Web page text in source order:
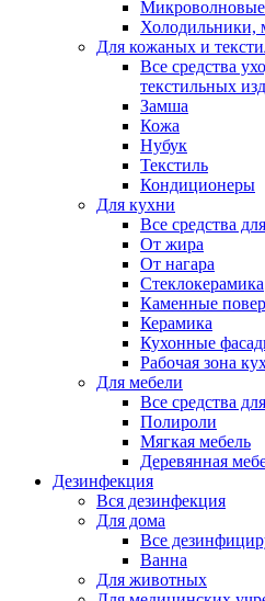
Холодильники,
Для кожаных и
Все средства
текстильных
Замша
Кожа
Нубук
Текстиль
Кондиционеры
Для кухни
Все средства
От жира
От нагара
Стеклокерамика
Каменные
Керамика
Кухонные
Рабочая зона
Для мебели
Все средства
Полироли
Мягкая мебель
Деревянная
Дезинфекция
Вся дезинфекция
Для дома
Все
Ванна
Для животных